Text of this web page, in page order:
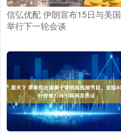
信弘优配 伊朗宣布15日与美国
举行下一轮会谈